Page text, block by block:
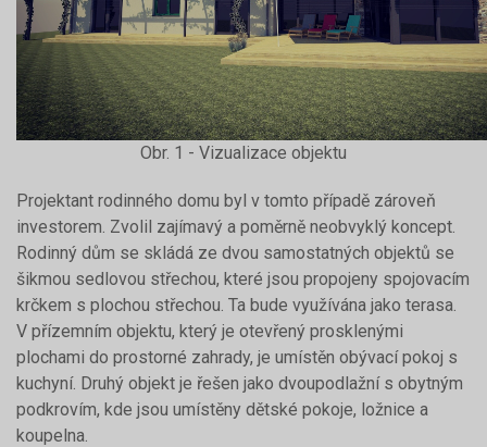
Obr. 1 - Vizualizace objektu
Projektant rodinného domu byl v tomto případě zároveň
investorem. Zvolil zajímavý a poměrně neobvyklý koncept.
Rodinný dům se skládá ze dvou samostatných objektů se
šikmou sedlovou střechou, které jsou propojeny spojovacím
krčkem s plochou střechou. Ta bude využívána jako terasa.
V přízemním objektu, který je otevřený prosklenými
plochami do prostorné zahrady, je umístěn obývací pokoj s
kuchyní. Druhý objekt je řešen jako dvoupodlažní s obytným
podkrovím, kde jsou umístěny dětské pokoje, ložnice a
koupelna.